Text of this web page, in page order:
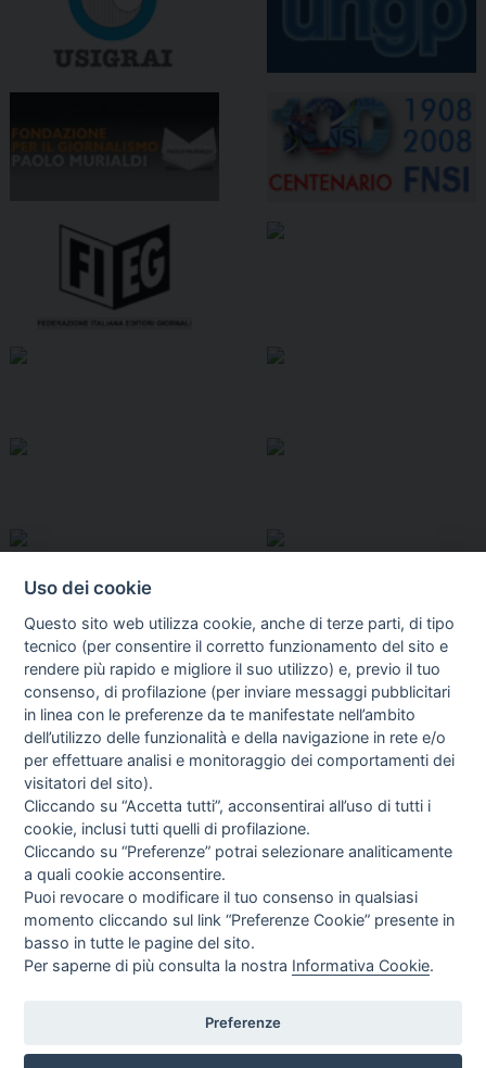
I libri Vedi tutti
Direttrice Responsabile: Alessandra Costante | Registrazione al Tribunale Civile
Uso dei cookie
Questo sito web utilizza cookie, anche di terze parti, di tipo
tecnico (per consentire il corretto funzionamento del sito e
rendere più rapido e migliore il suo utilizzo) e, previo il tuo
consenso, di profilazione (per inviare messaggi pubblicitari
in linea con le preferenze da te manifestate nell’ambito
dell’utilizzo delle funzionalità e della navigazione in rete e/o
per effettuare analisi e monitoraggio dei comportamenti dei
visitatori del sito).
Cliccando su “Accetta tutti”, acconsentirai all’uso di tutti i
cookie, inclusi tutti quelli di profilazione.
Cliccando su “Preferenze” potrai selezionare analiticamente
a quali cookie acconsentire.
Puoi revocare o modificare il tuo consenso in qualsiasi
momento cliccando sul link “Preferenze Cookie” presente in
basso in tutte le pagine del sito.
Per saperne di più consulta la nostra Informativa Cookie.
Preferenze